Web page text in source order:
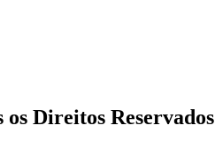
Direitos Reservados